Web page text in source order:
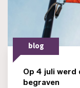
blog
Op 4 juli werd
begraven